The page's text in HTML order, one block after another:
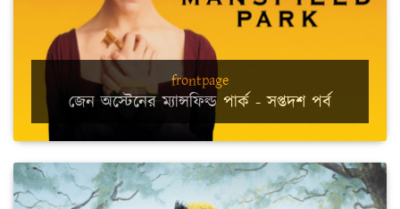
frontpage
জেন অস্টেনের ম্যান্সফিল্ড পার্ক - সপ্তদশ পর্ব